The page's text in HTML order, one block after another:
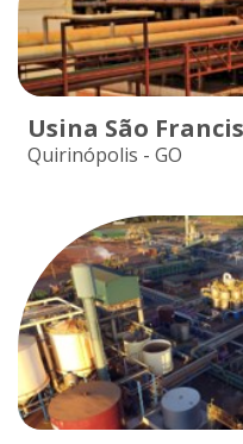
Usina São
Quirinópolis - GO